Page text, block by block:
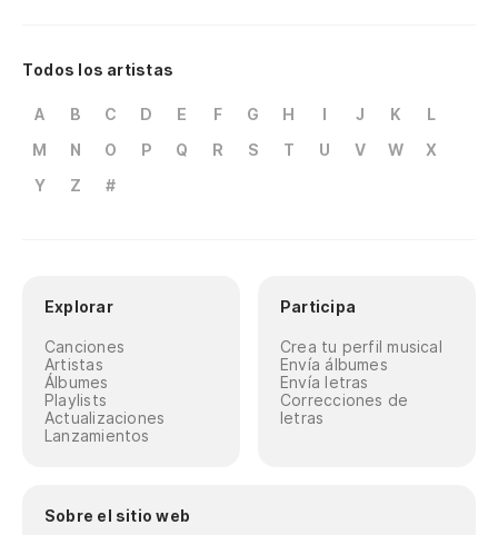
Todos los artistas
A B C D E F G H I J K
L
M
N O P Q R S T U V W
X
Y
Z #
Explorar
Canciones
Artistas
Álbumes
Playlists
Actualizaciones
Lanzamientos
Participa
Crea tu perfil musical
Envía álbumes
Envía letras
Correcciones de
letras
Sobre el sitio web